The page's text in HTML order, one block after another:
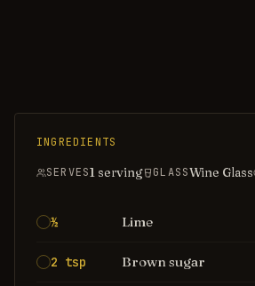
INGREDIENTS
SERVES1 serving GLASSWine Glass
½ Lime
2 tsp Brown sugar